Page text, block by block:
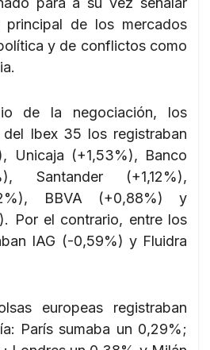
de los mercados
y de conflictos como
de la negociación, los
del Ibex 35 los registraban
Unicaja (+1,53%), Banco
Santander (+1,12%),
BBVA (+0,88%) y
Por el contrario, entre los
IAG (-0,59%) y Fluidra
europeas registraban
París sumaba un 0,29%;